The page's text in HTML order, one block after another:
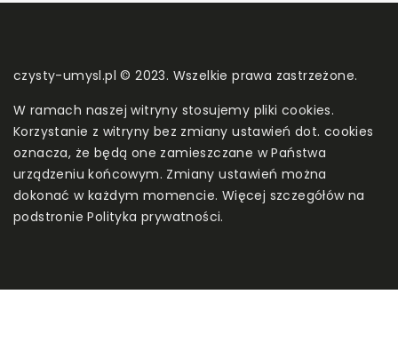
czysty-umysl.pl © 2023. Wszelkie prawa zastrzeżone.
W ramach naszej witryny stosujemy pliki cookies.
Korzystanie z witryny bez zmiany ustawień dot. cookies
oznacza, że będą one zamieszczane w Państwa
urządzeniu końcowym. Zmiany ustawień można
dokonać w każdym momencie. Więcej szczegółów na
podstroniePolityka prywatności.